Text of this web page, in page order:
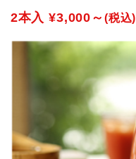
2本入 ¥3,000～ (税込)